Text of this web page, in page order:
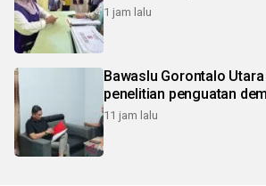
1 jam lalu
Bawaslu Gorontalo
penelitian penguatan
11 jam lalu